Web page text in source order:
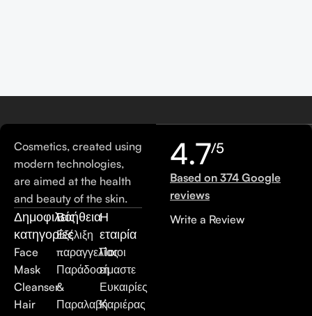
Cosmetics, created using
modern technologies,
are aimed at the health
and beauty of the skin.
Δημοφιλείς
κατηγορίες
Face
Mask
Cleanser
Hair
Βοήθεια
Εξέλιξη
παραγγελίας
Παράδοση
&
Παραλαβή
Η
εταιρία
Ποιοι
είμαστε
Ευκαιρίες
Καριέρας
4.7/5
Based on 374 Google
reviews
Write a Review